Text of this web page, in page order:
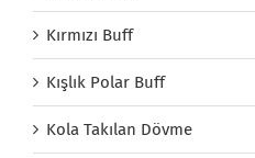
Kırmızı Buff
Kışlık Polar Buff
Kola Takılan Dövme